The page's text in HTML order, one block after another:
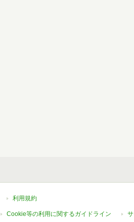
利用規約
Cookie等の利用に関するガイドライン